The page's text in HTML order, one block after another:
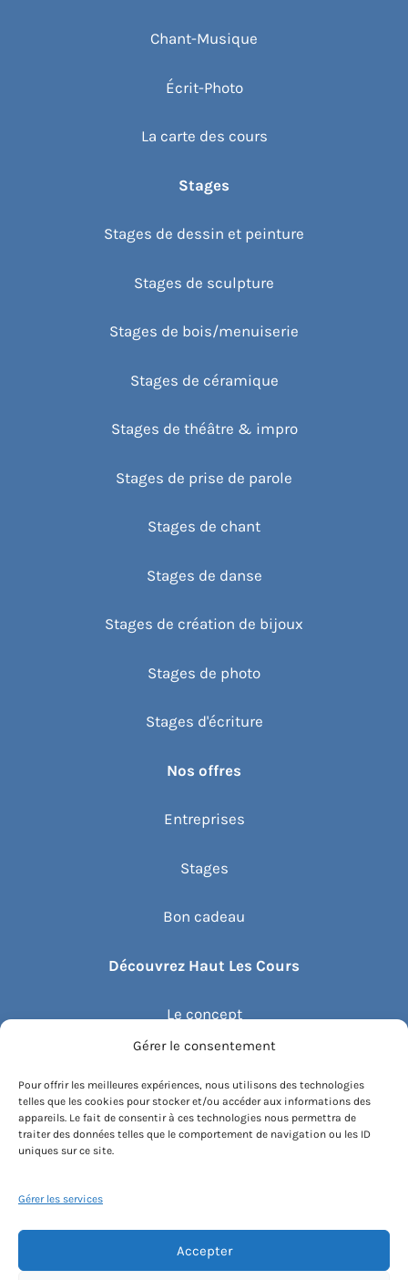
Gérer le consentement
Pour offrir les meilleures expériences, nous utilisons des technologies
telles que les cookies pour stocker et/ou accéder aux informations des
appareils. Le fait de consentir à ces technologies nous permettra de
traiter des données telles que le comportement de navigation ou les ID
uniques sur ce site.
Gérer les services
Accepter
Chant-Musique
Écrit-Photo
La carte des cours
Stages
Stages de dessin et peinture
Stages de sculpture
Stages de bois/menuiserie
Stages de céramique
Stages de théâtre & impro
Stages de prise de parole
Stages de chant
Stages de danse
Stages de création de bijoux
Stages de photo
Stages d'écriture
Nos offres
Entreprises
Stages
Bon cadeau
Découvrez Haut Les Cours
Le concept
Blog
Conditions générales de vente